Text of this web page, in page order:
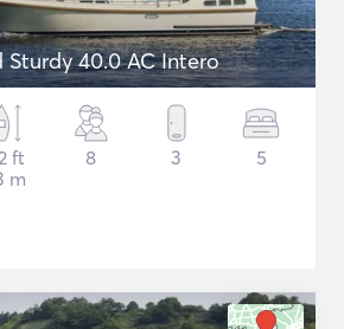
Sturdy 40.0 AC Intero
ft
m
8 3 5